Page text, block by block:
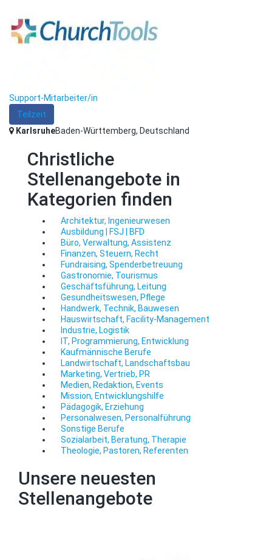
Support-Mitarbeiter/in
Teilzeit
KarlsruheBaden-Württemberg, Deutschland
Christliche
Stellenangebote in
Kategorien finden
Architektur, Ingenieurwesen
Ausbildung | FSJ | BFD
Büro, Verwaltung, Assistenz
Finanzen, Steuern, Recht
Fundraising, Spenderbetreuung
Gastronomie, Tourismus
Geschäftsführung, Leitung
Gesundheitswesen, Pflege
Handwerk, Technik, Bauwesen
Hauswirtschaft, Facility-Management
Industrie, Logistik
IT, Programmierung, Entwicklung
Kaufmännische Berufe
Landwirtschaft, Landschaftsbau
Marketing, Vertrieb, PR
Medien, Redaktion, Events
Mission, Entwicklungshilfe
Pädagogik, Erziehung
Personalwesen, Personalführung
Sonstige Berufe
Sozialarbeit, Beratung, Therapie
Theologie, Pastoren, Referenten
Unsere neuesten
Stellenangebote